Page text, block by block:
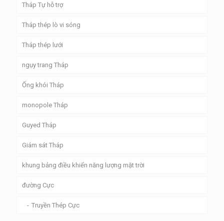
Tháp Tự hỗ trợ
Tháp thép lò vi sóng
Tháp thép lưới
ngụy trang Tháp
Ống khói Tháp
monopole Tháp
Guyed Tháp
Giám sát Tháp
khung bảng điều khiển năng lượng mặt trời
đường Cực
Truyền Thép Cực